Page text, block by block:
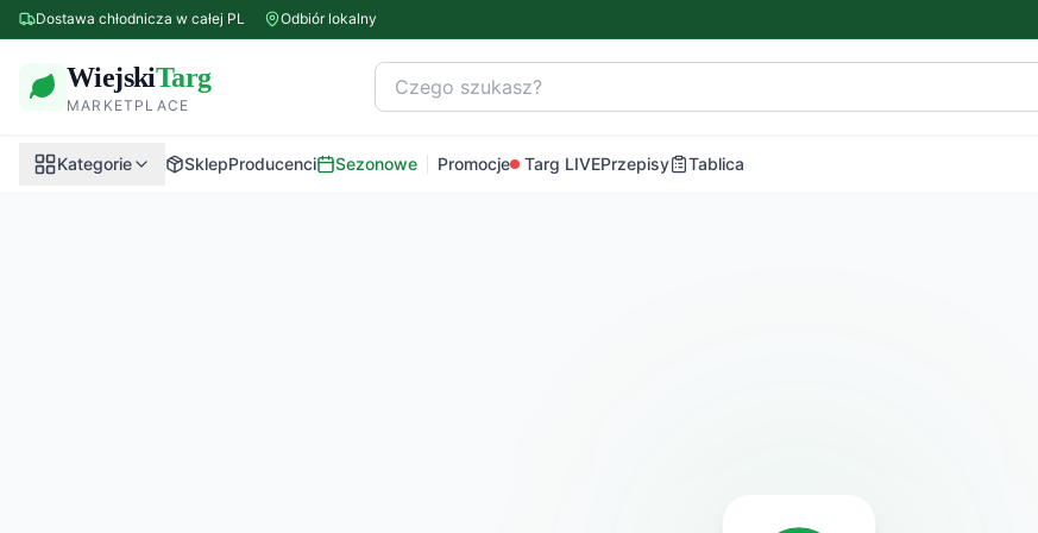
Dostawa chłodnicza w całej PL Odbiór lokalny
WiejskiTarg
MARKETPLACE
Kategorie SklepProducenci Sezonowe Promocje Targ LIVEPrzepisy Tablica